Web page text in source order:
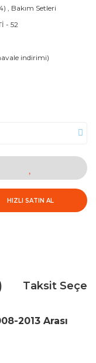
, Bakım Setleri
- 52
indirimi)
HIZLI SATIN AL
Taksit
2013 Arası